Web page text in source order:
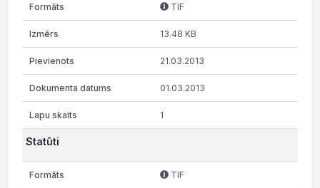
TIF
13.48 KB
21.03.2013
01.03.2013
1
Statūti
TIF